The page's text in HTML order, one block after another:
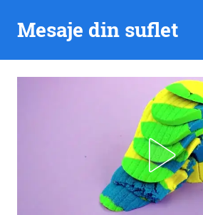
Mesaje din suflet